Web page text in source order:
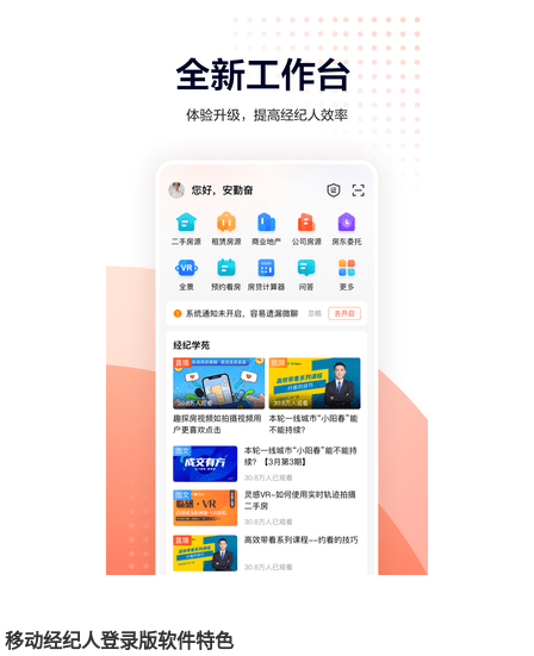
移动经纪人登录版软件特色